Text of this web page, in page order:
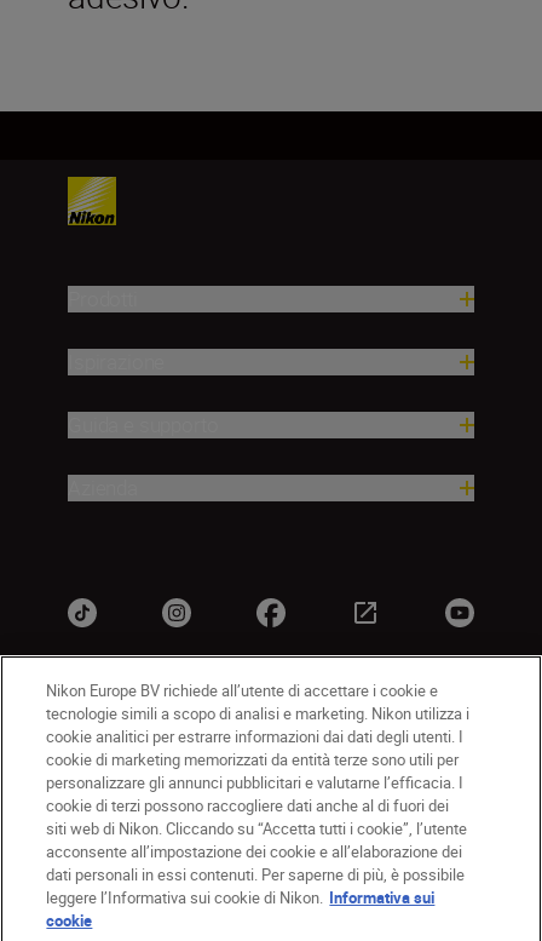
IT Nikon Sites
Contattateci
Informativa sulla privacy
Termini di utilizzo
Informativa sui cookie
Impostazioni dei cookie
© 2026 Nikon
Nikon Europe BV richiede all’utente di accettare i cookie e
tecnologie simili a scopo di analisi e marketing. Nikon utilizza i
cookie analitici per estrarre informazioni dai dati degli utenti. I
cookie di marketing memorizzati da entità terze sono utili per
personalizzare gli annunci pubblicitari e valutarne l’efficacia. I
cookie di terzi possono raccogliere dati anche al di fuori dei
siti web di Nikon. Cliccando su “Accetta tutti i cookie”, l’utente
acconsente all’impostazione dei cookie e all’elaborazione dei
dati personali in essi contenuti. Per saperne di più, è possibile
leggere l’Informativa sui cookie di Nikon. Informativa sui
cookie